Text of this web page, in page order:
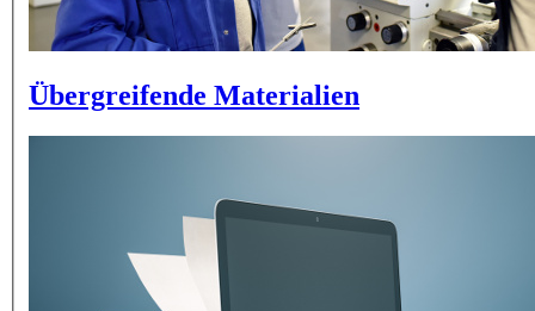
Übergreifende Materialien